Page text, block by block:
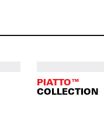
PIATTO™
COLLECTION